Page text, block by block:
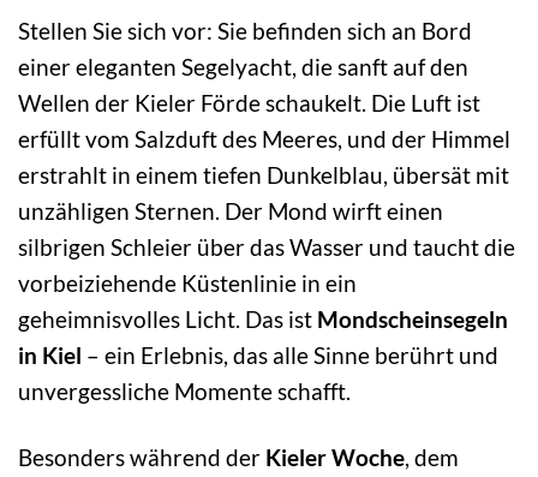
Stellen Sie sich vor: Sie befinden sich an Bord
einer eleganten Segelyacht, die sanft auf den
Wellen der Kieler Förde schaukelt. Die Luft ist
erfüllt vom Salzduft des Meeres, und der Himmel
erstrahlt in einem tiefen Dunkelblau, übersät mit
unzähligen Sternen. Der Mond wirft einen
silbrigen Schleier über das Wasser und taucht die
vorbeiziehende Küstenlinie in ein
geheimnisvolles Licht. Das ist Mondscheinsegeln
in Kiel – ein Erlebnis, das alle Sinne berührt und
unvergessliche Momente schafft.
Besonders während der Kieler Woche , dem